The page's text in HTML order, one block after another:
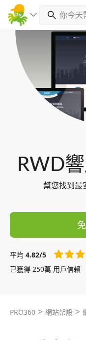
RWD
幫您找到最
平均 4.82/5
已獲得 250萬 用戶信賴
PRO360 > 網站架設 >